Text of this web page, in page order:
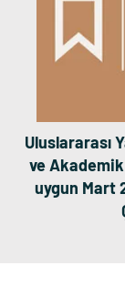
Uluslararası
ve
uygun Mart